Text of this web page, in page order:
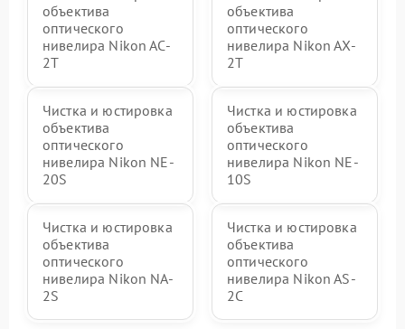
объектива
оптического
нивелира Nikon AC-
2T
объектива
оптического
нивелира Nikon AX-
2T
Чистка и юстировка
объектива
оптического
нивелира Nikon NE-
20S
Чистка и юстировка
объектива
оптического
нивелира Nikon NE-
10S
Чистка и юстировка
объектива
оптического
нивелира Nikon NA-
2S
Чистка и юстировка
объектива
оптического
нивелира Nikon AS-
2C